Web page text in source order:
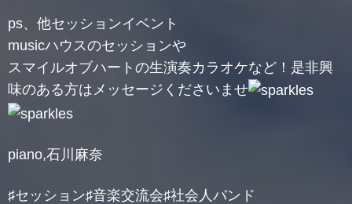
ps、他セッションイベント
musicハウスのセッションや
スマイルオブハートの生演奏カラオケなど！是非興
味のある方はメッセージくださいませ
piano,石川麻奈
♯セッション♯音楽交流会♯社会人バンド